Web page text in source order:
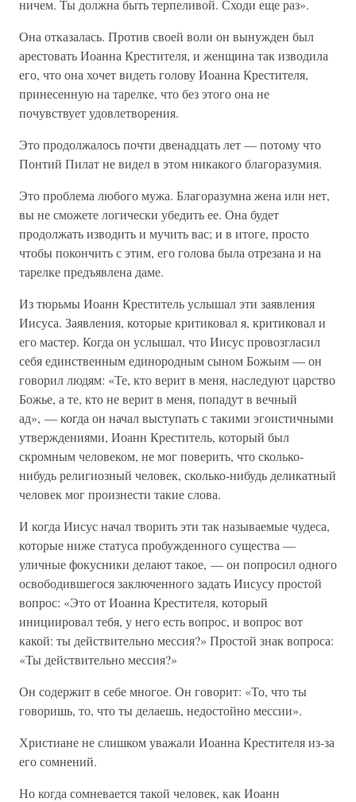
ничем. Ты должна быть терпеливой. Сходи еще раз».
Она отказалась. Против своей воли он вынужден был
арестовать Иоанна Крестителя, и женщина так изводила
его, что она хочет видеть голову Иоанна Крестителя,
принесенную на тарелке, что без этого она не
почувствует удовлетворения.
Это продолжалось почти двенадцать лет — потому что
Понтий Пилат не видел в этом никакого благоразумия.
Это проблема любого мужа. Благоразумна жена или нет,
вы не сможете логически убедить ее. Она будет
продолжать изводить и мучить вас; и в итоге, просто
чтобы покончить с этим, его голова была отрезана и на
тарелке предъявлена даме.
Из тюрьмы Иоанн Креститель услышал эти заявления
Иисуса. Заявления, которые критиковал я, критиковал и
его мастер. Когда он услышал, что Иисус провозгласил
себя единственным единородным сыном Божьим — он
говорил людям: «Те, кто верит в меня, наследуют царство
Божье, а те, кто не верит в меня, попадут в вечный
ад», — когда он начал выступать с такими эгоистичными
утверждениями, Иоанн Креститель, который был
скромным человеком, не мог поверить, что сколько-
нибудь религиозный человек, сколько-нибудь деликатный
человек мог произнести такие слова.
И когда Иисус начал творить эти так называемые чудеса,
которые ниже статуса пробужденного существа —
уличные фокусники делают такое, — он попросил одного
освободившегося заключенного задать Иисусу простой
вопрос: «Это от Иоанна Крестителя, который
инициировал тебя, у него есть вопрос, и вопрос вот
какой: ты действительно мессия?» Простой знак вопроса:
«Ты действительно мессия?»
Он содержит в себе многое. Он говорит: «То, что ты
говоришь, то, что ты делаешь, недостойно мессии».
Христиане не слишком уважали Иоанна Крестителя из-за
его сомнений.
Но когда сомневается такой человек, как Иоанн